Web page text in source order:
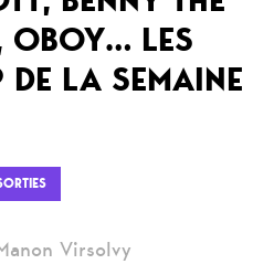
OBOY… LES
DE LA SEMAINE
Virsolvy